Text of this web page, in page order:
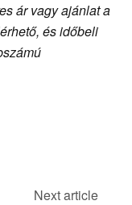
ár vagy ajánlat a
és időbeli
Next article